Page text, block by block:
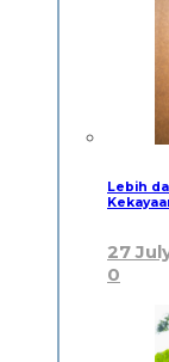
Lebih
27
0